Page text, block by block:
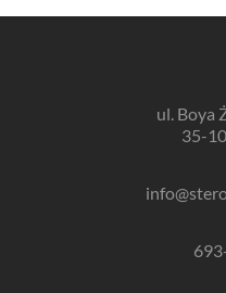
ul. Boya
35-